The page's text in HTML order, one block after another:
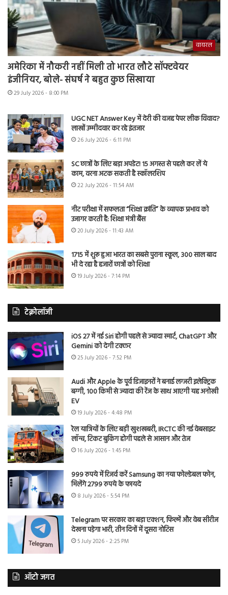
वायरल
अमेरिका में नौकरी नहीं मिली तो भारत लौटे सॉफ्टवेयर
इंजीनियर, बोले- संघर्ष ने बहुत कुछ सिखाया
29 July 2026 - 8:00 PM
UGC NET Answer Key में देरी की वजह पेपर लीक विवाद?
लाखों उम्मीदवार कर रहे इंतजार
26 July 2026 - 6:11 PM
SC छात्रों के लिए बड़ा अपडेट! 15 अगस्त से पहले कर लें ये
काम, वरना अटक सकती है स्कॉलरशिप
22 July 2026 - 11:54 AM
नीट परीक्षा में सफलता “शिक्षा क्रांति” के व्यापक प्रभाव को
उजागर करती है: शिक्षा मंत्री बैंस
20 July 2026 - 11:43 AM
1715 में शुरू हुआ भारत का सबसे पुराना स्कूल, 300 साल बाद
भी दे रहा है हजारों छात्रों को शिक्षा
19 July 2026 - 7:14 PM
टेक्नोलॉजी
iOS 27 में नई Siri होगी पहले से ज्यादा स्मार्ट, ChatGPT और
Gemini को देगी टक्कर
25 July 2026 - 7:52 PM
Audi और Apple के पूर्व डिजाइनरों ने बनाई लग्जरी इलेक्ट्रिक
बग्गी, 100 किमी से ज्यादा की रेंज के साथ आएगी यह अनोखी
EV
19 July 2026 - 4:48 PM
रेल यात्रियों के लिए बड़ी खुशखबरी, IRCTC की नई वेबसाइट
लॉन्च, टिकट बुकिंग होगी पहले से आसान और तेज
16 July 2026 - 1:45 PM
999 रुपये में रिजर्व करें Samsung का नया फोल्डेबल फोन,
मिलेंगे 2799 रुपये के फायदे
8 July 2026 - 5:54 PM
Telegram पर सरकार का बड़ा एक्शन, फिल्में और वेब सीरीज
देखना पड़ेगा भारी, तीन दिनों में दूसरा नोटिस
5 July 2026 - 2:25 PM
ऑटो जगत